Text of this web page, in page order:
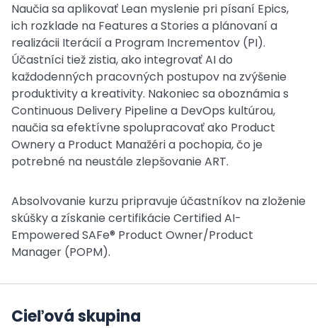
Naučia sa aplikovať Lean myslenie pri písaní Epics,
ich rozklade na Features a Stories a plánovaní a
realizácii Iterácií a Program Incrementov (PI).
Účastníci tiež zistia, ako integrovať AI do
každodenných pracovných postupov na zvýšenie
produktivity a kreativity. Nakoniec sa oboznámia s
Continuous Delivery Pipeline a DevOps kultúrou,
naučia sa efektívne spolupracovať ako Product
Ownery a Product Manažéri a pochopia, čo je
potrebné na neustále zlepšovanie ART.
Absolvovanie kurzu pripravuje účastníkov na zloženie
skúšky a získanie certifikácie Certified AI-
Empowered SAFe® Product Owner/Product
Manager (POPM).
Cieľová skupina